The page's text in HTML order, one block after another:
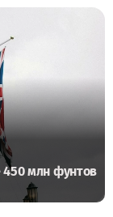
450 млн фунтов